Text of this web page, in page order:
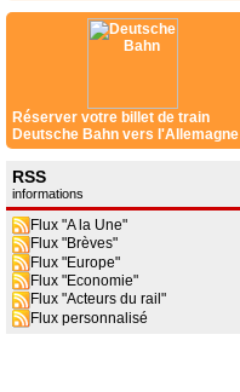
Réserver votre billet de train
Deutsche Bahn vers l'Allemagne
RSS
informations
Flux "A la Une"
Flux "Brèves"
Flux "Europe"
Flux "Economie"
Flux "Acteurs du rail"
Flux personnalisé